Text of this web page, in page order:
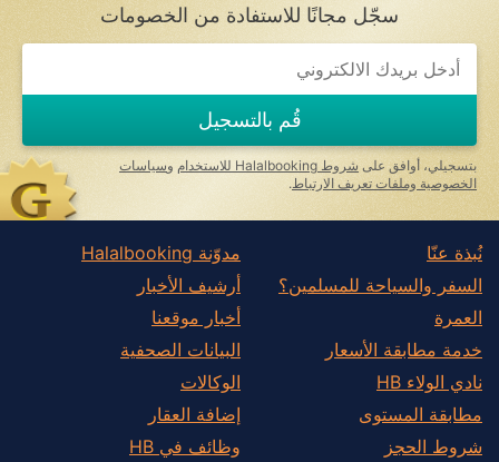
سجّل مجانًا للاستفادة من الخصومات
قُم بالتسجيل
بتسجيلي، أوافق على شروط Halalbooking للاستخدام وسياسات
الخصوصية وملفات تعريف الارتباط .
نُبذة عنّا
السفر والسياحة للمسلمين؟
العمرة
خدمة مطابقة الأسعار
نادي الولاء HB
مطابقة المستوى
شروط الحجز
مدوّنة Halalbooking
أرشيف الأخبار
أخبار موقعنا
البيانات الصحفية
الوكالات
إضافة العقار
وظائف في HB